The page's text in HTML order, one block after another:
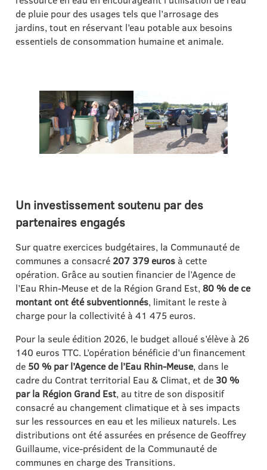
de pluie pour des usages tels que l’arrosage des
jardins, tout en réservant l’eau potable aux besoins
essentiels de consommation humaine et animale.
Un investissement soutenu par des
partenaires engagés
Sur quatre exercices budgétaires, la Communauté de
communes a consacré 207 379 euros à cette
opération. Grâce au soutien financier de l’Agence de
l’Eau Rhin-Meuse et de la Région Grand Est, 80 % de ce
montant ont été subventionnés, limitant le reste à
charge pour la collectivité à 41 475 euros.
Pour la seule édition 2026, le budget alloué s’élève à 26
140 euros TTC. L’opération bénéficie d’un financement
de 50 % par l’Agence de l’Eau Rhin-Meuse, dans le
cadre du Contrat territorial Eau & Climat, et de 30 %
par la Région Grand Est, au titre de son dispositif
consacré au changement climatique et à ses impacts
sur les ressources en eau et les milieux naturels. Les
distributions ont été assurées en présence de Geoffrey
Guillaume, vice-président de la Communauté de
communes en charge des Transitions.